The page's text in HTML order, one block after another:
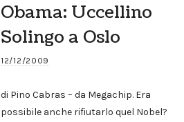
Obama: Uccellino
Solingo a Oslo
12/12/2009
di Pino Cabras – da Megachip. Era
possibile anche rifiutarlo quel Nobel?